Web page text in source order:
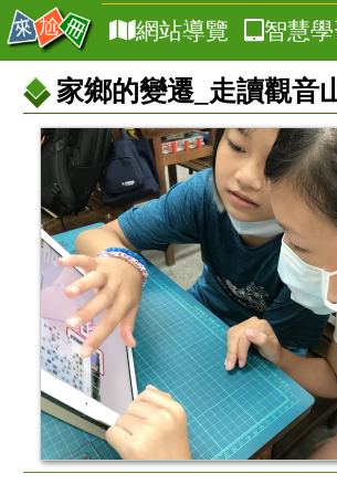
網站導覽 智慧
家鄉的變遷_走讀觀音
教
案
基
本
資
訊